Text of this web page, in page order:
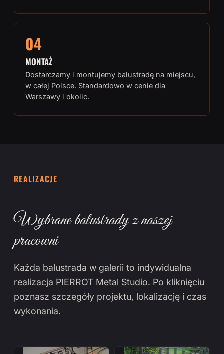
04
MONTAŻ
Dostarczamy i montujemy balustradę na miejscu,
w całej Polsce. Standardowo w cenie dla
Warszawy i okolic.
REALIZACJE
Wybrane balustrady z naszej
pracowni
Każda balustrada w galerii to indywidualna
realizacja PIERROT Metal Studio. Po kliknięciu
poznasz szczegóły projektu, lokalizację i czas
wykonania.